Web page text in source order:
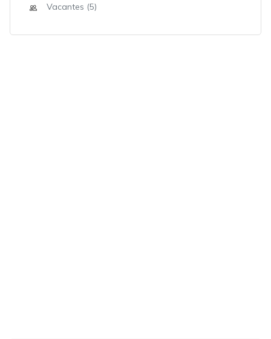
Vacantes (5)